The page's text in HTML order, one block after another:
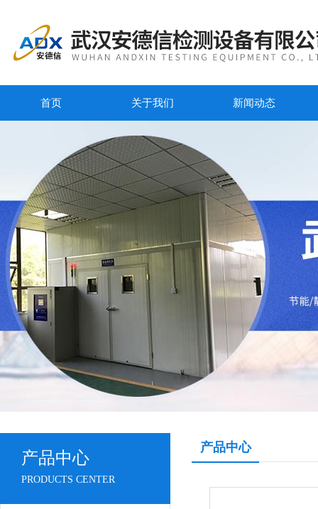
首页 关于我们 新闻动态
产品中心
PRODUCTS CENTER
产品中心